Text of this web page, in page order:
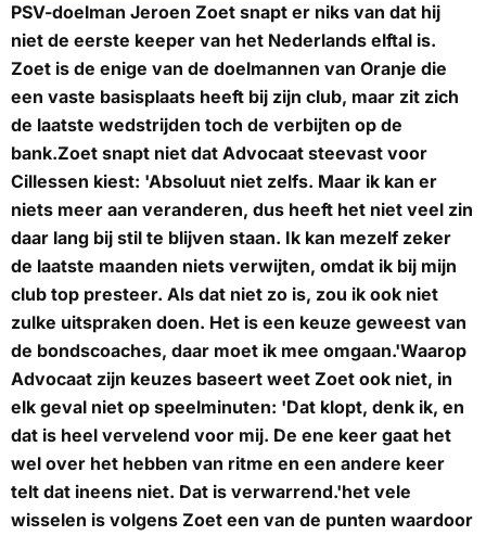
PSV-doelman Jeroen Zoet snapt er niks van dat hij
niet de eerste keeper van het Nederlands elftal is.
Zoet is de enige van de doelmannen van Oranje die
een vaste basisplaats heeft bij zijn club, maar zit zich
de laatste wedstrijden toch de verbijten op de
bank.Zoet snapt niet dat Advocaat steevast voor
Cillessen kiest: 'Absoluut niet zelfs. Maar ik kan er
niets meer aan veranderen, dus heeft het niet veel zin
daar lang bij stil te blijven staan. Ik kan mezelf zeker
de laatste maanden niets verwijten, omdat ik bij mijn
club top presteer. Als dat niet zo is, zou ik ook niet
zulke uitspraken doen. Het is een keuze geweest van
de bondscoaches, daar moet ik mee omgaan.'Waarop
Advocaat zijn keuzes baseert weet Zoet ook niet, in
elk geval niet op speelminuten: 'Dat klopt, denk ik, en
dat is heel vervelend voor mij. De ene keer gaat het
wel over het hebben van ritme en een andere keer
telt dat ineens niet. Dat is verwarrend.'het vele
wisselen is volgens Zoet een van de punten waardoor